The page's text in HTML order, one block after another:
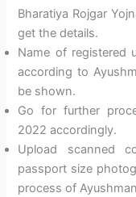
Bharatiya Rojgar
get the details.
Name of registered
according to
be shown.
Go for further
2022 accordingly.
Upload scanned
passport size
process of